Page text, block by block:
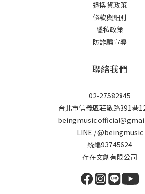
退換貨政策
條款與細則
隱私政策
防詐騙宣導
聯絡我們
02-27582845
台北市信義區莊敬路391巷
LINE / @beingmusic
統編93745624
存在文創有限公司